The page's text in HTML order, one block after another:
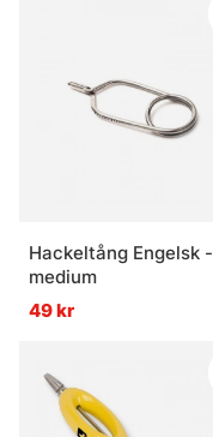
Hackeltång Engelsk -
medium
49 kr